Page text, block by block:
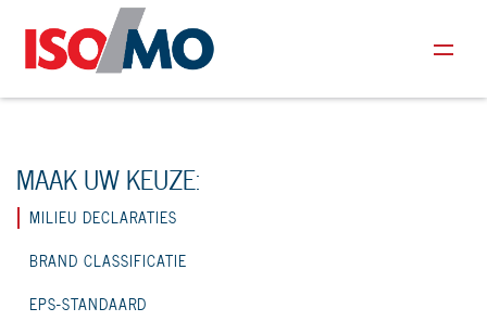
MAAK UW KEUZE:
MILIEU DECLARATIES
BRAND CLASSIFICATIE
EPS-STANDAARD